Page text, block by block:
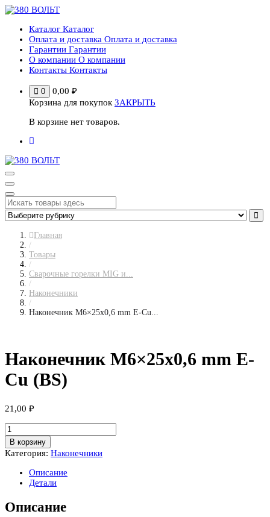
Перейти
содержимому
Каталог Каталог
Оплата и доставка Оплата и доставка
Гарантии Гарантии
О компании О компании
Контакты Контакты
0 0,00 ₽
Корзина для покупок ЗАКРЫТЬ
В корзине нет товаров.
Главная
/
Товары
/
Сварочные горелки MIG и...
/
Наконечники
/
Наконечник М6×25х0,6 mm E-Cu...
Наконечник М6×25х0,6 mm E-
Cu (BS)
21,00 ₽
Количество
товара
Наконечник
М6x25х0,6
В корзину
Категория: Наконечники
Описание
Детали
Описание